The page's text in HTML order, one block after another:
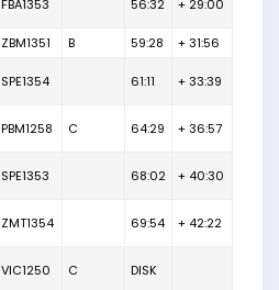
FBA1353 56:32 + 29:00
ZBM1351 B 59:28 + 31:56
SPE1354 61:11 + 33:39
PBM1258 C 64:29 + 36:57
SPE1353 68:02 + 40:30
ZMT1354 69:54 + 42:22
VIC1250 C DISK